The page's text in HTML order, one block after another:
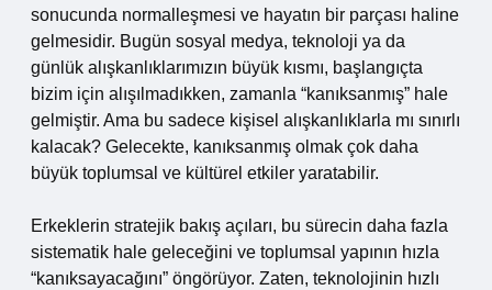
sonucunda normalleşmesi ve hayatın bir parçası haline
gelmesidir. Bugün sosyal medya, teknoloji ya da
günlük alışkanlıklarımızın büyük kısmı, başlangıçta
bizim için alışılmadıkken, zamanla “kanıksanmış” hale
gelmiştir. Ama bu sadece kişisel alışkanlıklarla mı sınırlı
kalacak? Gelecekte, kanıksanmış olmak çok daha
büyük toplumsal ve kültürel etkiler yaratabilir.
Erkeklerin stratejik bakış açıları, bu sürecin daha fazla
sistematik hale geleceğini ve toplumsal yapının hızla
“kanıksayacağını” öngörüyor. Zaten, teknolojinin hızlı